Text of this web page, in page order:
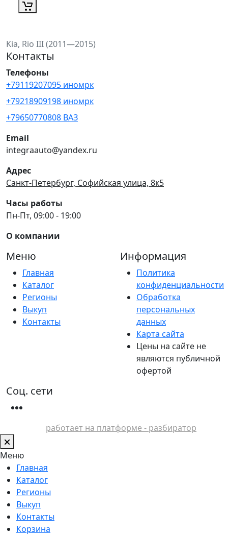
Kia, Rio III (2011—2015)
Контакты
Телефоны
+79119207095 иномрк
+79218909198 иномрк
+79650770808 ВАЗ
Email
integraauto@yandex.ru
Адрес
Санкт-Петербург, Софийская улица, 8к5
Часы работы
Пн-Пт, 09:00 - 19:00
О компании
Меню
Главная
Каталог
Регионы
Выкуп
Контакты
Информация
Политика
конфиденциальности
Обработка
персональных
данных
Карта сайта
Цены на сайте не
являются публичной
офертой
Соц. сети
работает на платформе - разбиратор
Меню
Главная
Каталог
Регионы
Выкуп
Контакты
Корзина